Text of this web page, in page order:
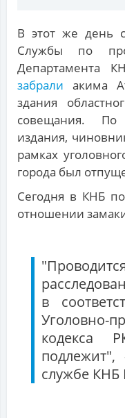
В этот же день
Службы по
Департамента
забрали акима
здания
совещания. По
издания,
рамках
города был
Сегодня в КНБ
отношении
в
Уголовно-
кодекса
службе